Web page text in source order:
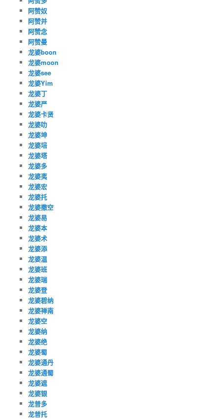
阿赞奴
阿赞并
阿赞念
阿赞曼
龙婆boon
龙婆moon
龙婆see
龙婆Yim
龙婆丁
龙婆严
龙婆卡贤
龙婆叻
龙婆坤
龙婆培
龙婆塔
龙婆多
龙婆夷
龙婆宏
龙婆托
龙婆撒空
龙婆易
龙婆本
龙婆术
龙婆添
龙婆温
龙婆班
龙婆瑞
龙婆登
龙婆碧纳
龙婆禅南
龙婆空
龙婆纳
龙婆绝
龙婆蜀
龙婆通丹
龙婆通蜀
龙婆遮
龙婆银
龙普多
龙普托